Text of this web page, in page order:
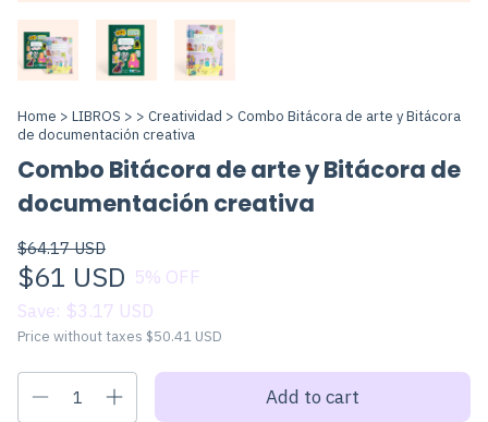
Home > LIBROS > > Creatividad > Combo Bitácora de arte y Bitácora
de documentación creativa
Combo Bitácora de arte y Bitácora de
documentación creativa
$64.17 USD
$61 USD 5% OFF
Save: $3.17 USD
Price without taxes $50.41 USD